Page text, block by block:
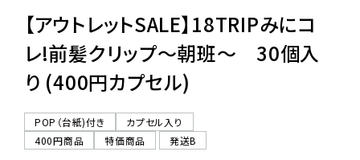
06-6282-7659
【アウトレットSALE】18TRIPみにコ
レ!前髪クリップ〜朝班〜 30個入
り (400円カプセル)
POP（台紙)付き
カプセル入り
400円商品
特価商品 発送B